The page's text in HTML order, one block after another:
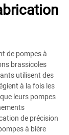
de pompes à
brassicoles
utilisent des
à la fois les
leurs pompes
de précision
à bière